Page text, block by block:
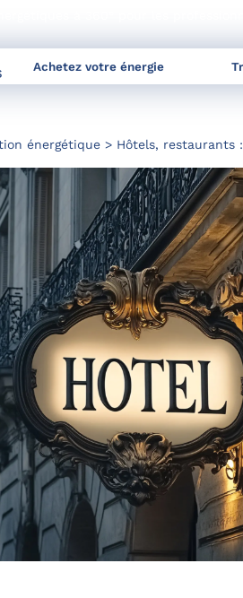
Achetez votre énergie
énergétique Hôtels, restaurants